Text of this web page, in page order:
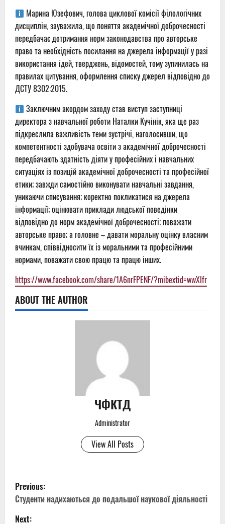
Марина Юзефович, голова циклової комісії філологічних
дисциплін, зауважила, що поняття академічної доброчесності
передбачає дотримання норм законодавства про авторське
право та необхідність посилання на джерела інформації у разі
використання ідей, тверджень, відомостей, тому зупинилась на
правилах цитування, оформлення списку джерел відповідно до
ДСТУ 8302:2015.
Заключним акордом заходу став виступ заступниці
директора з навчальної роботи Наталки Кучінік, яка ще раз
підкреслила важливість теми зустрічі, наголосивши, що
компетентності здобувача освіти з академічної доброчесності
передбачають здатність діяти у професійних і навчальних
ситуаціях із позицій академічної доброчесності та професійної
етики; завжди самостійно виконувати навчальні завдання,
уникаючи списування; коректно покликатися на джерела
інформації; оцінювати приклади людської поведінки
відповідно до норм академічної доброчесності; поважати
авторське право; а головне – давати моральну оцінку власним
вчинкам, співвідносити їх із моральними та професійними
нормами, поважати свою працю та працю інших.
https://www.facebook.com/share/1A6nrFPENF/?mibextid=wwXIfr
ABOUT THE AUTHOR
ЧФКТД
Administrator
View All Posts
P
o
Previous:
Студенти надихаються до подальшої наукової діяльності
Next: